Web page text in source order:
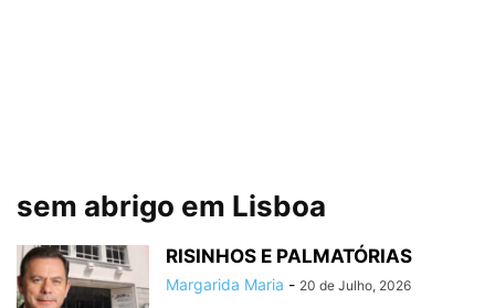
sem abrigo em Lisboa
RISINHOS E PALMATÓRIAS
Margarida Maria - 20 de Julho, 2026